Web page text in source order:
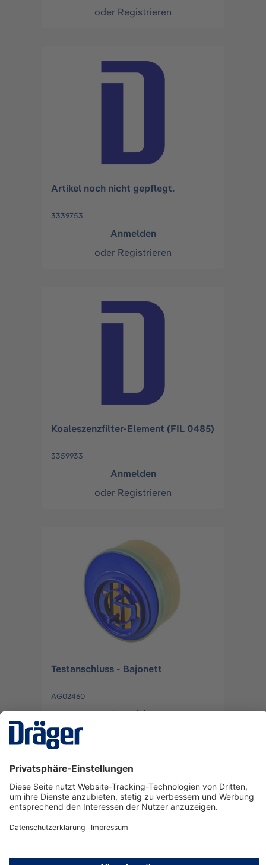
oder Registrieren
Artikel noch nicht gepflegt.
3339753
Anmelden
oder Registrieren
Koaleszenzfilter-Element (FIL 0485)
3359933
Anmelden
oder Registrieren
Testanschluss - Bajonett
AG02460
Anmelden